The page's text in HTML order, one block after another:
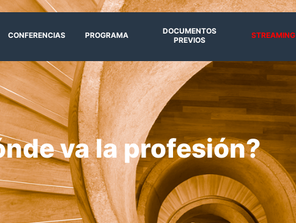
CONFERENCIAS PROGRAMA
DOCUMENTOS
PREVIOS
STREAMING
va la profesión?